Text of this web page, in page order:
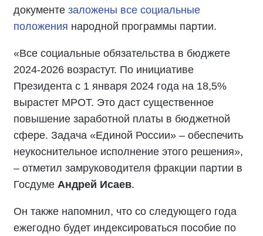
документе заложены все социальные
положения народной программы партии.
«Все социальные обязательства в бюджете
2024-2026 возрастут. По инициативе
Президента с 1 января 2024 года на 18,5%
вырастет МРОТ. Это даст существенное
повышение заработной платы в бюджетной
сфере. Задача «Единой России» – обеспечить
неукоснительное исполнение этого решения»,
– отметил замруководителя фракции партии в
Госдуме Андрей Исаев.
Он также напомнил, что со следующего года
ежегодно будет индексироваться пособие по